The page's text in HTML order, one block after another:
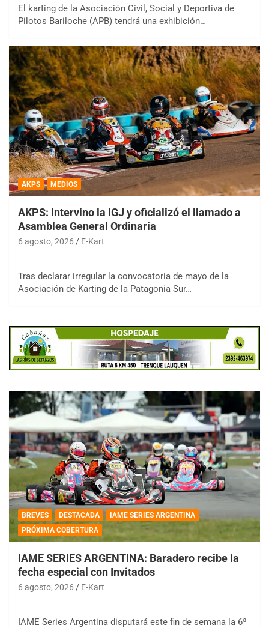
El karting de la Asociación Civil, Social y Deportiva de
Pilotos Bariloche (APB) tendrá una exhibición…
AKPS MEDIOS
AKPS: Intervino la IGJ y oficializó el llamado a
Asamblea General Ordinaria
6 agosto, 2026 E-Kart
Tras declarar irregular la convocatoria de mayo de la
Asociación de Karting de la Patagonia Sur…
BREVES DESTACADA
IAME SERIES ARGENTINA
PRÓXIMA COBERTURA
IAME SERIES ARGENTINA: Baradero recibe la
fecha especial con Invitados
6 agosto, 2026 E-Kart
IAME Series Argentina disputará este fin de semana la 6ª